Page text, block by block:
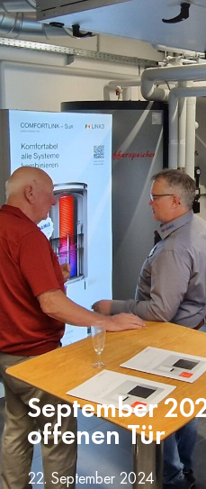
September
offenen Tür
22. September 2024